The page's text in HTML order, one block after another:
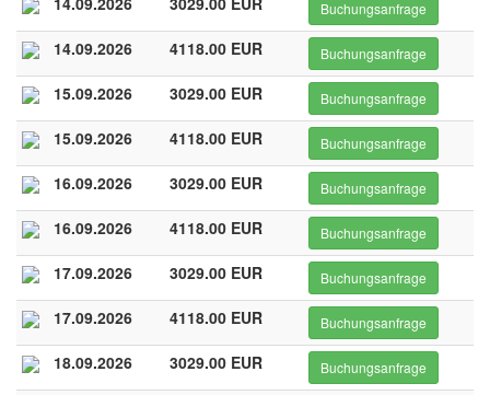
Buchungsanfrage
14.09.2026 4118.00 EUR Buchungsanfrage
15.09.2026 3029.00 EUR Buchungsanfrage
15.09.2026 4118.00 EUR Buchungsanfrage
16.09.2026 3029.00 EUR Buchungsanfrage
16.09.2026 4118.00 EUR Buchungsanfrage
17.09.2026 3029.00 EUR Buchungsanfrage
17.09.2026 4118.00 EUR Buchungsanfrage
18.09.2026 3029.00 EUR Buchungsanfrage